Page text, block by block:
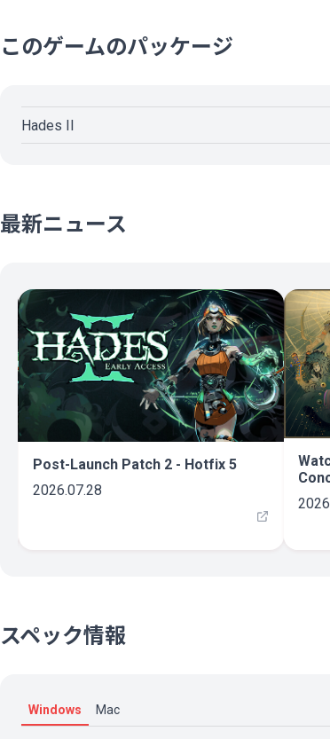
このゲームのパッケージ
Hades II
最新ニュース
Post-Launch Patch 2 - Hotfix 5
2026.07.28
スペック情報
Windows Mac